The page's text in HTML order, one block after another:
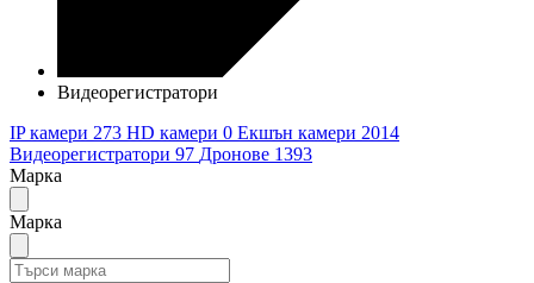
Видеорегистратори
IP камери 273 HD камери 0 Екшън камери 2014
Видеорегистратори 97 Дронове 1393
Марка
Марка